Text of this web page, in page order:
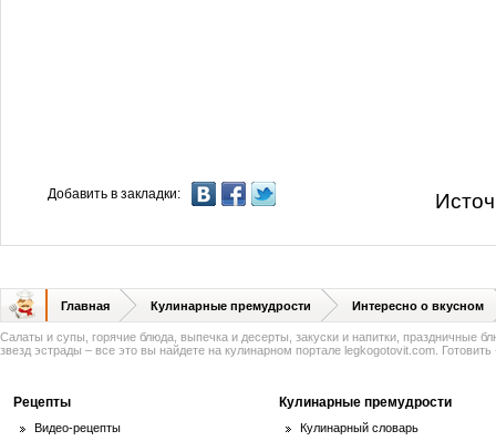
Добавить в закладки:
Главная Кулинарные премудрости Интересно о вкусном
Салаты и супы, горячие блюда, выпечка и десерты, закуски и напитки, праздничные
звезд эстрады – все это вы найдете на кулинарном портале legkogotovit.com. Готовить
Рецепты
Видео-рецепты
Кулинарные премудрости
Кулинарный словарь